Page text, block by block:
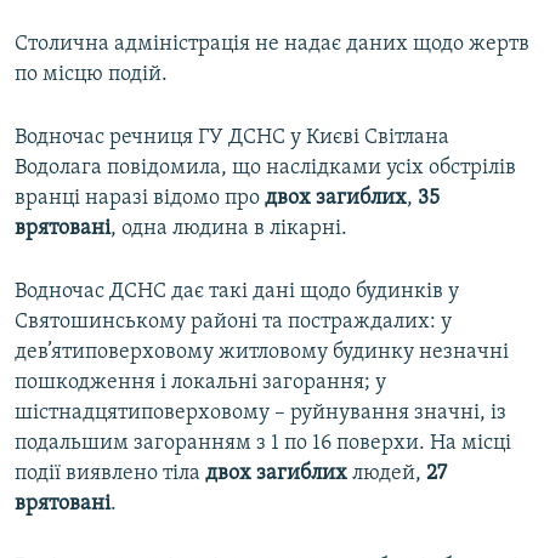
Столична адміністрація не надає даних щодо жертв
по місцю подій.
Водночас речниця ГУ ДСНС у Києві Світлана
Водолага повідомила, що наслідками усіх обстрілів
вранці наразі відомо про двох загиблих, 35
врятовані, одна людина в лікарні.
Водночас ДСНС дає такі дані щодо будинків у
Святошинському районі та постраждалих: у
дев’ятиповерховому житловому будинку незначні
пошкодження і локальні загорання; у
шістнадцятиповерховому – руйнування значні, із
подальшим загоранням з 1 по 16 поверхи. На місці
події виявлено тіла двох загиблих людей, 27
врятовані.